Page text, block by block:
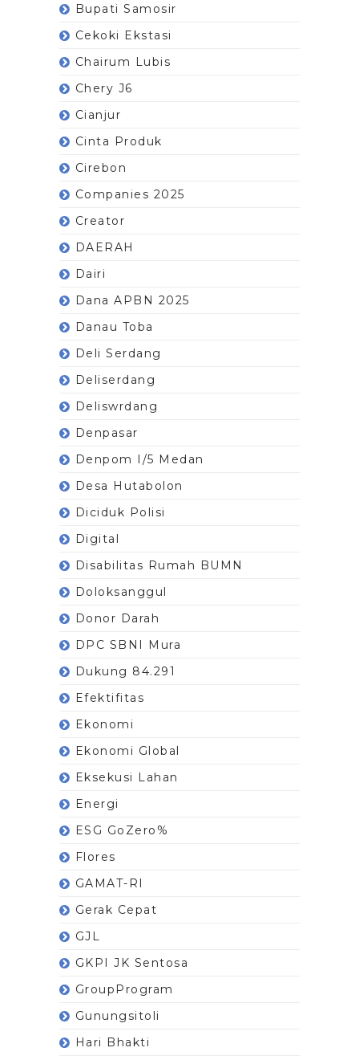
Bupati Samosir
Cekoki Ekstasi
Chairum Lubis
Chery J6
Cianjur
Cinta Produk
Cirebon
Companies 2025
Creator
DAERAH
Dairi
Dana APBN 2025
Danau Toba
Deli Serdang
Deliserdang
Deliswrdang
Denpasar
Denpom I/5 Medan
Desa Hutabolon
Diciduk Polisi
Digital
Disabilitas Rumah BUMN
Doloksanggul
Donor Darah
DPC SBNI Mura
Dukung 84.291
Efektifitas
Ekonomi
Ekonomi Global
Eksekusi Lahan
Energi
ESG GoZero%
Flores
GAMAT-RI
Gerak Cepat
GJL
GKPI JK Sentosa
GroupProgram
Gunungsitoli
Hari Bhakti